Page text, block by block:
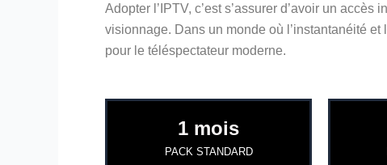
Adopter l’IPTV, c’est s’assurer d’avoir un
visionnage. Dans un monde où l’instantanéité
pour le téléspectateur moderne.
1 mois
PACK STANDARD